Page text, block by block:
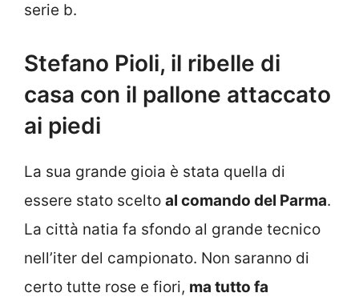
serie b.
Stefano Pioli, il ribelle di
casa con il pallone attaccato
ai piedi
La sua grande gioia è stata quella di
essere stato scelto al comando del Parma.
La città natia fa sfondo al grande tecnico
nell’iter del campionato. Non saranno di
certo tutte rose e fiori, ma tutto fa